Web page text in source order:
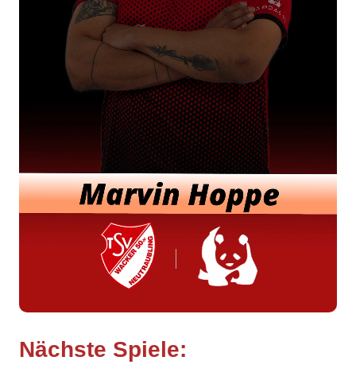
Sonntag, 20.9.2026
Ostbayern - Bezirksoberliga Männer (Ostbayern
2026/27)
TS Herzogenaurach
TSV Neutraubling
Sonntag, 27.9.2026
Ostbayern - Bezirksoberliga Männer (Ostbayern
TV 1861 Erlangen-Bruck II
TSV Neutraubling
Uhr
ZUM GESAMTEN SPIELPLAN